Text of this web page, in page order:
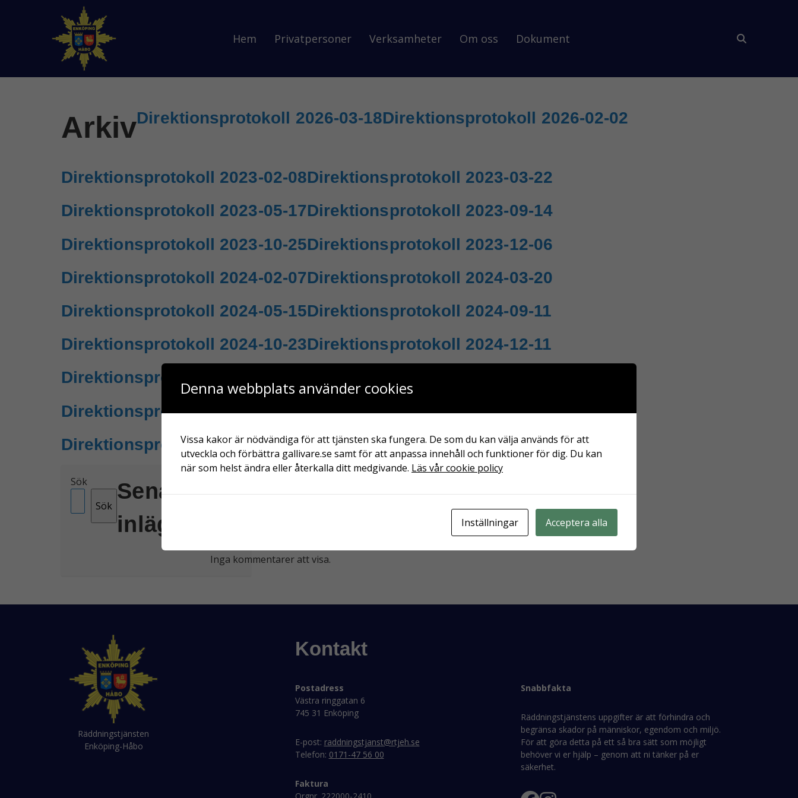
Hem Privatpersoner Verksamheter Om oss Dokument
ArkivDirektionsprotokoll 2026-03-18Direktionsprotokoll 2026-02-02
Direktionsprotokoll 2023-02-08Direktionsprotokoll 2023-03-22
Direktionsprotokoll 2023-05-17Direktionsprotokoll 2023-09-14
Direktionsprotokoll 2023-10-25Direktionsprotokoll 2023-12-06
Direktionsprotokoll 2024-02-07Direktionsprotokoll 2024-03-20
Direktionsprotokoll 2024-05-15Direktionsprotokoll 2024-09-11
Direktionsprotokoll 2024-10-23Direktionsprotokoll 2024-12-11
Direktionsprotokoll 2025-10-13
Direktionsprotokoll 2025-05-26Direktionsprotokoll 2025-02-03
Direktionsprotokoll 2025-03-17Direktionsprotokoll 2025-12-08
Sök
Sök
Senaste
inläggen
Senaste
Inga kommentarer att visa.
Räddningstjänsten
Enköping-Håbo
Kontakt
Postadress
Västra ringgatan 6
745 31 Enköping
E-post: raddningstjanst@rtjeh.se
Telefon: 0171-47 56 00
Faktura
Snabbfakta
Räddningstjänstens uppgifter är att förhindra och
begränsa skador på människor, egendom och miljö.
För att göra detta på ett så bra sätt som möjligt
behöver vi er hjälp – genom att ni tänker på er
säkerhet.
Denna webbplats använder cookies
Vissa kakor är nödvändiga för att tjänsten ska fungera. De som du kan välja används för att
utveckla och förbättra gallivare.se samt för att anpassa innehåll och funktioner för dig. Du kan
när som helst ändra eller återkalla ditt medgivande. Läs vår cookie policy
Inställningar Acceptera alla